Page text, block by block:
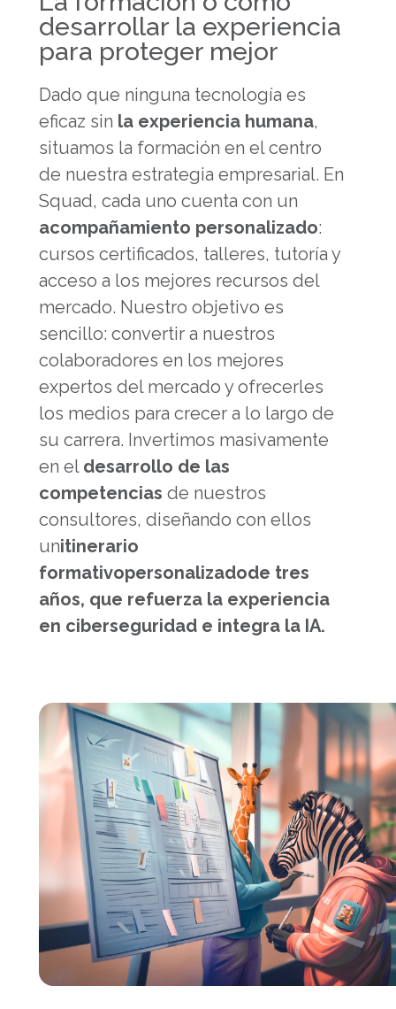
desarrollar la experiencia
para proteger mejor
Dado que ninguna tecnología es
eficaz sin la experiencia humana,
situamos la formación en el centro
de nuestra estrategia empresarial. En
Squad, cada uno cuenta con un
acompañamiento personalizado:
cursos certificados, talleres, tutoría y
acceso a los mejores recursos del
mercado. Nuestro objetivo es
sencillo: convertir a nuestros
colaboradores en los mejores
expertos del mercado y ofrecerles
los medios para crecer a lo largo de
su carrera. Invertimos masivamente
en el desarrollo de las
competencias de nuestros
consultores, diseñando con ellos
unitinerario
formativopersonalizadode tres
años, que refuerza la experiencia
en ciberseguridad e integra la IA.